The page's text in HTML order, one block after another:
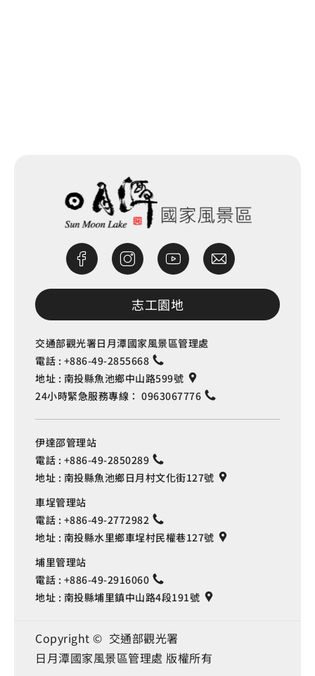
志工園地
交通部觀光署日月潭國家風景區管理處
電話 : +886-49-2855668
地址 : 南投縣魚池鄉中山路599號
24小時緊急服務專線： 0963067776
伊達邵管理站
電話 : +886-49-2850289
地址 : 南投縣魚池鄉日月村文化街127號
車埕管理站
電話 : +886-49-2772982
地址 : 南投縣水里鄉車埕村民權巷127號
埔里管理站
電話 : +886-49-2916060
地址 : 南投縣埔里鎮中山路4段191號
Copyright © 交通部觀光署
日月潭國家風景區管理處 版權所有